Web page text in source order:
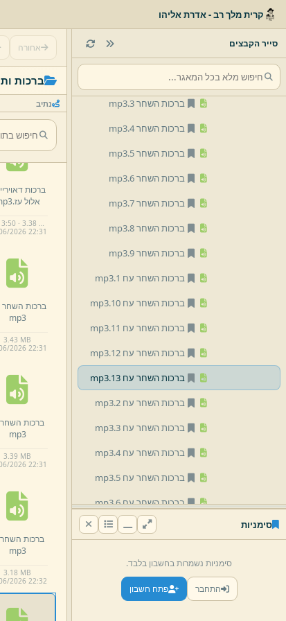
קרית מלך רב - אדרת אליהו
סייר הקבצים
ברכות השחר 14.
mp3
ברכות השחר 2.
ברכות השחר 3.
mp3
ברכות השחר 4.
mp3
ברכות השחר 5.
mp3
ברכות השחר 6.
mp3
ברכות השחר 7.
mp3
ברכות השחר 8.
mp3
ברכות השחר 9.
mp3
ברכות השחר עח 1.
mp3
ברכות השחר עח 10.
mp3
ברכות השחר עח 11.
mp3
ברכות השחר עח 12.
mp3
ברכות השחר עח 13.
mp3
ברכות השחר עח 2.
mp3
ברכות השחר עח 3.
mp3
ברכות השחר עח 4.
mp3
ברכות השחר עח 5.
mp3
ברכות השחר עח 6. mp3
ברכות השחר עח 7.
mp3
ברכות השחר עח 9.
דיני הפסק בקש.mp3
סימניות
סימניות נשמרות בחשבון בלבד.
התחבר פתח חשבון
אחורה
ברכות
נתיב
ברכות
אלול עז.
00:13:50 · 3.38 MB
2026 22:31
ברכות השחר 13.
mp3
3.43 MB
2026 22:31
ברכות השחר
mp3
3.39 MB
2026 22:31
ברכות השחר
mp3
3.18 MB
2026 22:32